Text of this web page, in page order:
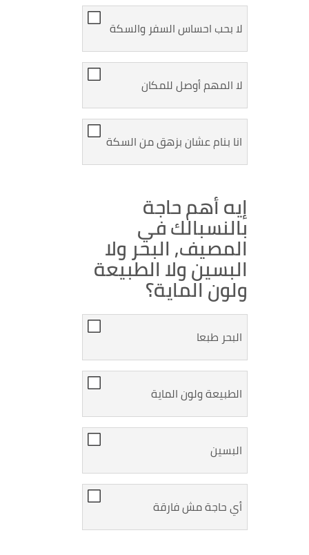
لا بحب احساس السفر والسكة
لا المهم أوصل للمكان
انا بنام عشان بزهق من السكة
إيه أهم حاجة
بالنسبالك في
المصيف, البحر ولا
البسين ولا الطبيعة
ولون الماية؟
البحر طبعا
الطبيعة ولون الماية
البسين
أي حاجة مش فارقة